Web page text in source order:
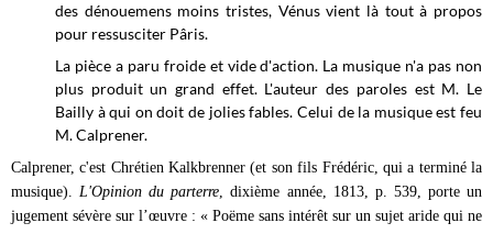
des dénouemens moins tristes, Vénus vient là tout à propos
pour ressusciter Pâris.
La pièce a paru froide et vide d'action. La musique n'a pas non
plus produit un grand effet. L'auteur des paroles est M. Le
Bailly à qui on doit de jolies fables. Celui de la musique est feu
M. Calprener.
Calprener, c'est Chrétien Kalkbrenner (et son fils Frédéric, qui a terminé la
musique).L'Opinion du parterre, dixième année, 1813, p. 539, porte un
jugement sévère sur l’œuvre : « Poëme sans intérêt sur un sujet aride qui ne